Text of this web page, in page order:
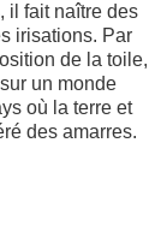
il fait naître des
irisations. Par
de la toile,
un monde
où la terre et
des amarres.